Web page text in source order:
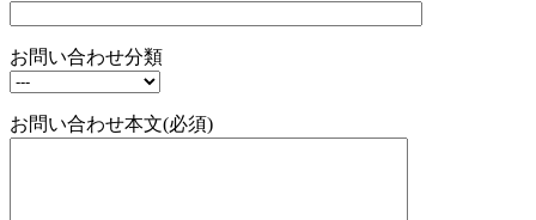
お問い合わせ分類
お問い合わせ本文(必須)